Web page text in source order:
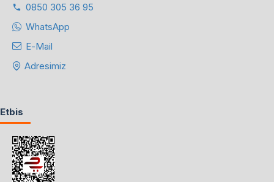
0850 305 36 95
WhatsApp
E-Mail
Adresimiz
Etbis